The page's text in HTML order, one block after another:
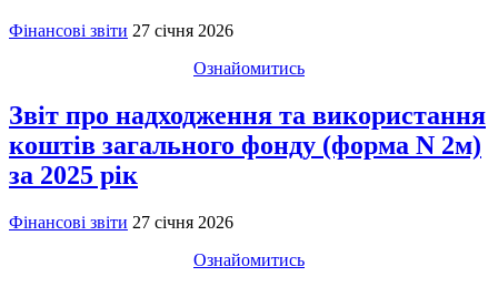
Фінансові звіти 27 січня 2026
Ознайомитись
Звіт про надходження та використання
коштів загального фонду (форма N 2м)
за 2025 рік
Фінансові звіти 27 січня 2026
Ознайомитись